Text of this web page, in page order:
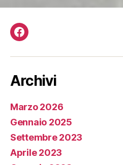
Facebook
Archivi
Marzo 2026
Gennaio 2025
Settembre 2023
Aprile 2023